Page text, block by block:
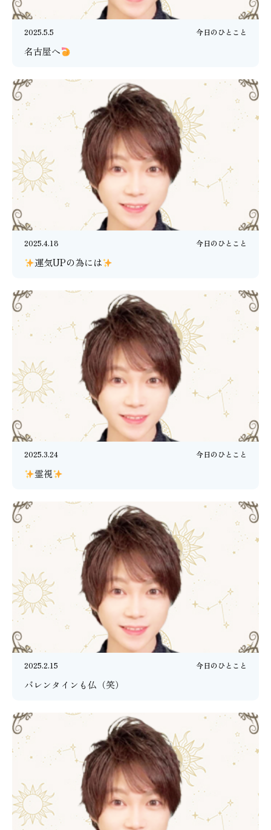
2025.5.5 今日のひとこと
名古屋へ
2025.4.18 今日のひとこと
運気UPの為には
2025.3.24 今日のひとこと
霊視
2025.2.15 今日のひとこと
バレンタインも仏（笑）